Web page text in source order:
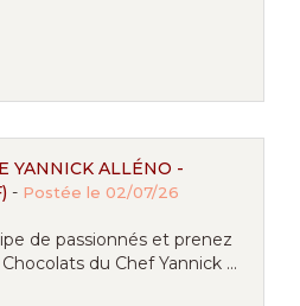
YANNICK ALLÉNO -
- Postée le 02/07/26
de passionnés et prenez
du Chef Yannick ...